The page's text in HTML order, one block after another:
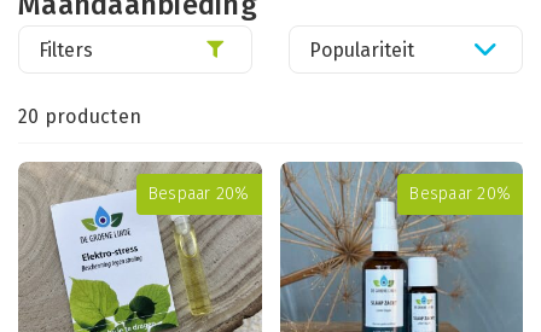
20 producten
Filters Populariteit
Bespaar 20% Bespaar 20%